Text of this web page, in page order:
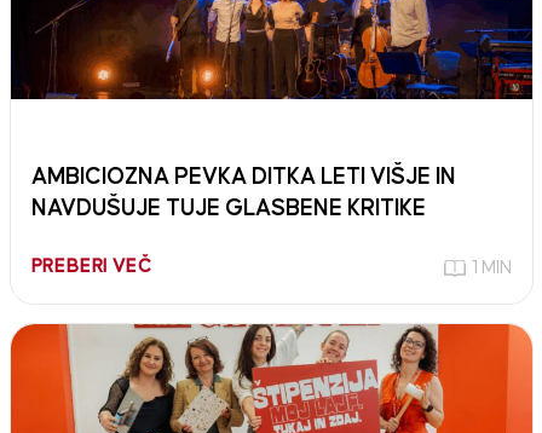
AMBICIOZNA PEVKA DITKA LETI VIŠJE IN
NAVDUŠUJE TUJE GLASBENE KRITIKE
PREBERI VEČ 1 MIN